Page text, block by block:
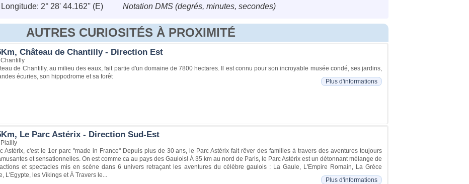
Longitude: 2° 28' 44.162'' (E) Notation DMS (degrés, minutes, secondes)
AUTRES CURIOSITÉS À PROXIMITÉ
Château de Chantilly - Direction Est
de Chantilly, au milieu des eaux, fait partie d'un domaine de 7800 hectares. Il est connu pour son incroyable musée condé, ses jardins,
écuries, son hippodrome et sa forêt
Plus d'informations
Le Parc Astérix - Direction Sud-Est
Astérix, c'est le 1er parc "made in France" Depuis plus de 30 ans, le Parc Astérix fait rêver des familles à travers des aventures toujours
et sensationnelles. On est comme ca au pays des Gaulois! À 35 km au nord de Paris, le Parc Astérix est un détonnant mélange de
et spectacles mis en scène dans 6 univers retraçant les aventures du célèbre gaulois : La Gaule, L'Empire Romain, La Grèce
L'Egypte, les Vikings et À Travers le...
Plus d'informations